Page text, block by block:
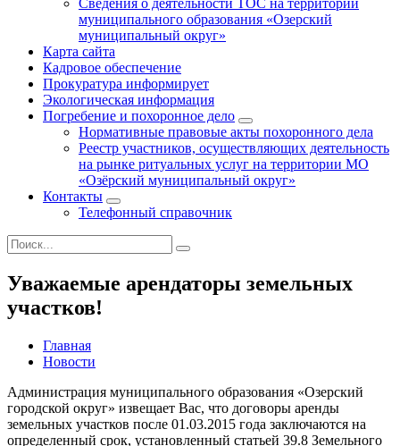
Сведения о деятельности ТОС на территории
муниципального образования «Озерский
муниципальный округ»
Карта сайта
Кадровое обеспечение
Прокуратура информирует
Экологическая информация
Погребение и похоронное дело
Нормативные правовые акты похоронного дела
Реестр участников, осуществляющих деятельность
на рынке ритуальных услуг на территории МО
«Озёрский муниципальный округ»
Контакты
Телефонный справочник
Уважаемые арендаторы земельных
участков!
Главная
Новости
Администрация муниципального образования «Озерский
городской округ» извещает Вас, что договоры аренды
земельных участков после 01.03.2015 года заключаются на
определенный срок, установленный статьей 39.8 Земельного